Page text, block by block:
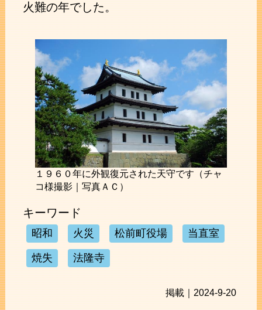
火難の年でした。
１９６０年に外観復元された天守です（チャ
コ様撮影｜写真ＡＣ）
キーワード
昭和 火災 松前町役場 当直室
焼失 法隆寺
掲載｜2024-9-20